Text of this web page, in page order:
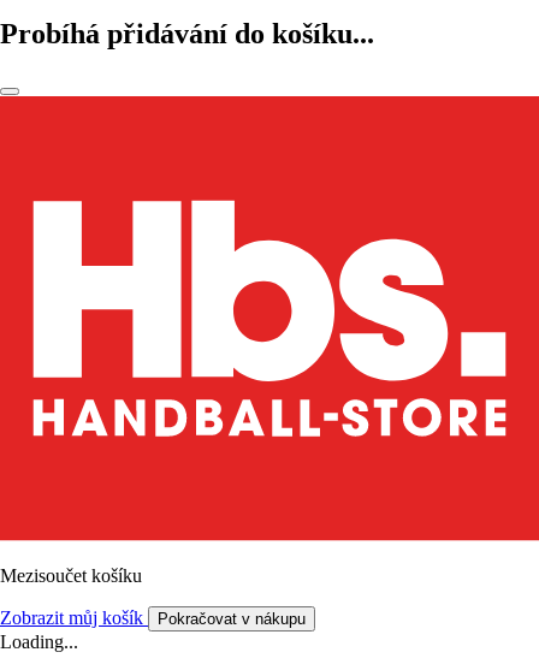
Probíhá přidávání do košíku...
Mezisoučet košíku
Zobrazit můj košík Pokračovat v nákupu
Loading...